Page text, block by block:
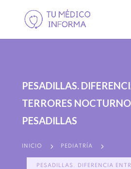
PESADILLAS.
TERRORES
PESADILLAS
INICIO 5 PEDIATRÍA 5
PESADILLAS. DIFERENCIA